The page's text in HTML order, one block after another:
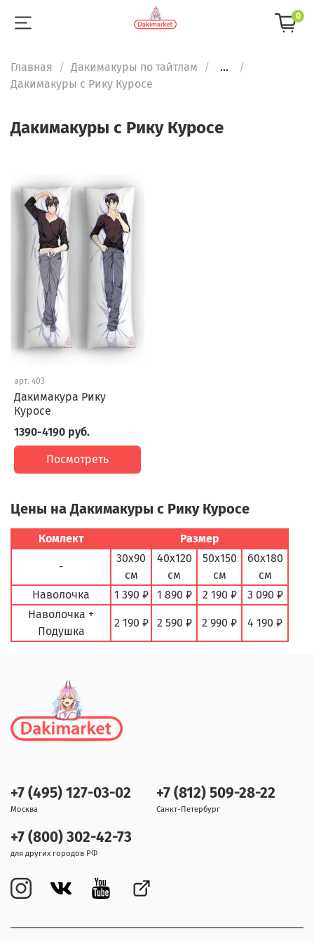
0
Главная Дакимакуры по тайтлам
...
Дакимакуры с Рику Куросе
Дакимакуры с Рику Куросе
арт. 403
Дакимакура Рику
Куросе
1390-4190 руб.
Посмотреть
Цены на Дакимакуры с Рику Куросе
Комлект Размер
-
30х90
см
40х120
см
50х150
см
60х180
см
Наволочка
1 390 ₽ 1 890 ₽ 2 190 ₽
3 090 ₽
Наволочка +
Подушка
2 190 ₽ 2 590 ₽ 2 990 ₽ 4 190 ₽
+7 (495) 127-03-02
Москва
+7 (812) 509-28-22
Санкт-Петербург
+7 (800) 302-42-73
для других городов РФ